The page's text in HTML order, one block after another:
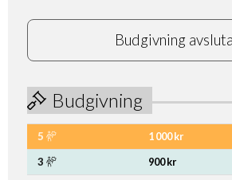
Budgivning
Budgivning
5 1 000 kr
3
900 kr